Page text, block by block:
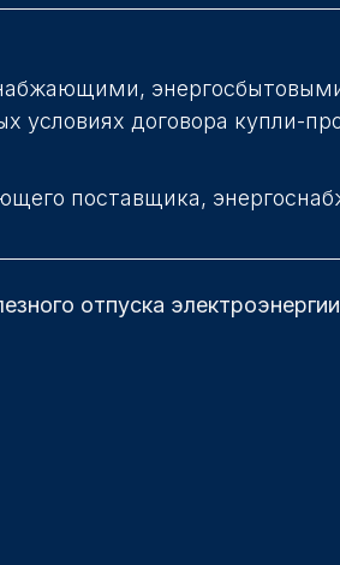
отпуска
условиях договора купли-
поставщика,